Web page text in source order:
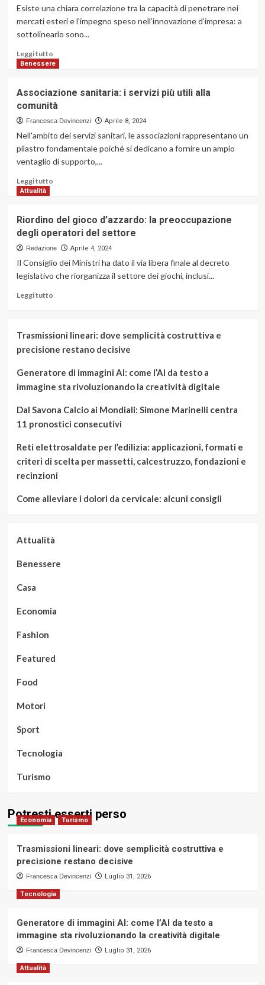
come
scegliere
miglior
a
Esiste una chiara correlazione tra la capacità di penetrare nei
mercati esteri e l’impegno speso nell’innovazione d’impresa: a
sottolinearlo sono...
Leggi tuttoLeggi
di
Dr
Export:
export
vanno
a
Benessere
Associazione sanitaria: i servizi più utili alla
comunità
Francesca Devincenzi Aprile 8, 2024
Nell'ambito dei servizi sanitari, le associazioni rappresentano un
pilastro fondamentale poiché si dedicano a fornire un ampio
ventaglio di supporto,...
Leggi tuttoLeggi
Associazione
sanitaria:
i
servizi
utili
Attualità
Riordino del gioco d’azzardo: la preoccupazione
degli operatori del settore
Redazione Aprile 4, 2024
Il Consiglio dei Ministri ha dato il via libera finale al decreto
legislativo che riorganizza il settore dei giochi, inclusi...
Leggi tuttoLeggi
Riordino
del
d’azzardo:
la
degli
del
Trasmissioni lineari: dove semplicità costruttiva e
precisione restano decisive
Generatore di immagini AI: come l’AI da testo a
immagine sta rivoluzionando la creatività digitale
Dal Savona Calcio ai Mondiali: Simone Marinelli centra
11 pronostici consecutivi
Reti elettrosaldate per l’edilizia: applicazioni, formati e
criteri di scelta per massetti, calcestruzzo, fondazioni e
recinzioni
Come alleviare i dolori da cervicale: alcuni consigli
Attualità
Benessere
Casa
Economia
Fashion
Featured
Food
Motori
Sport
Tecnologia
Turismo
Potresti esserti perso
Economia Turismo
Trasmissioni lineari: dove semplicità costruttiva e
precisione restano decisive
Francesca Devincenzi Luglio 31, 2026
Tecnologia
Generatore di immagini AI: come l’AI da testo a
immagine sta rivoluzionando la creatività digitale
Francesca Devincenzi Luglio 31, 2026
Attualità